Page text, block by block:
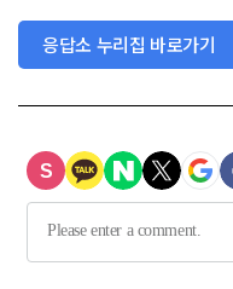
응답소 누리집 바로가기